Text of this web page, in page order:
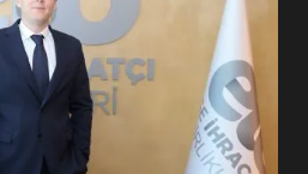
SATRANÇ
KAYITLARI NEYİ